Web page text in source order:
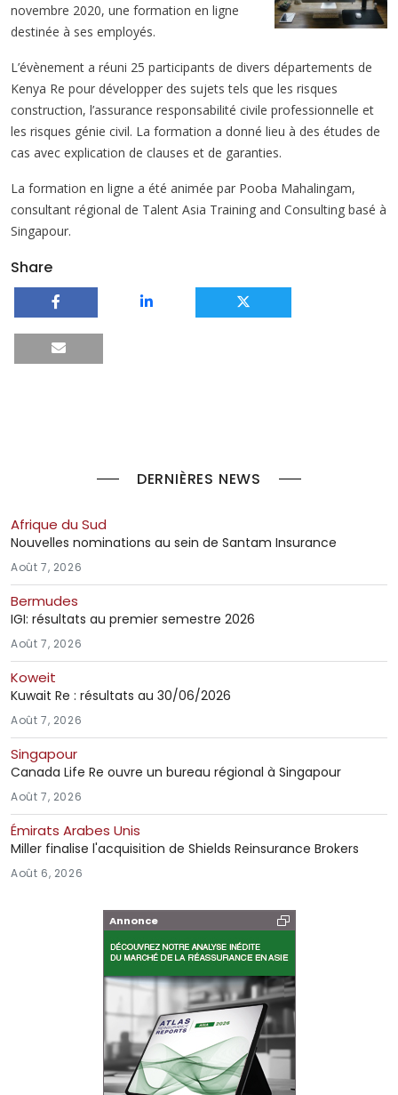
novembre 2020, une formation en ligne
destinée à ses employés.
L’évènement a réuni 25 participants de divers départements de
Kenya Re pour développer des sujets tels que les risques
construction, l’assurance responsabilité civile professionnelle et
les risques génie civil. La formation a donné lieu à des études de
cas avec explication de clauses et de garanties.
La formation en ligne a été animée par Pooba Mahalingam,
consultant régional de Talent Asia Training and Consulting basé à
Singapour.
Share
DERNIÈRES NEWS
Afrique du Sud
Nouvelles nominations au sein de Santam Insurance
Août 7, 2026
Bermudes
IGI: résultats au premier semestre 2026
Août 7, 2026
Koweit
Kuwait Re : résultats au 30/06/2026
Août 7, 2026
Singapour
Canada Life Re ouvre un bureau régional à Singapour
Août 7, 2026
Émirats Arabes Unis
Miller finalise l'acquisition de Shields Reinsurance Brokers
Août 6, 2026
Annonce